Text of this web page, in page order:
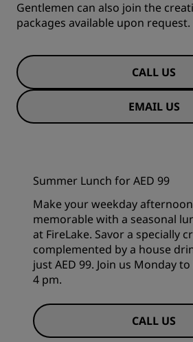
Gentlemen can also join the
packages available upon request.
CALL US
EMAIL US
Summer Lunch for AED 99
Make your weekday
memorable with a seasonal
at FireLake. Savor a specially
complemented by a house
just AED 99. Join us Monday
4 pm.
CALL US